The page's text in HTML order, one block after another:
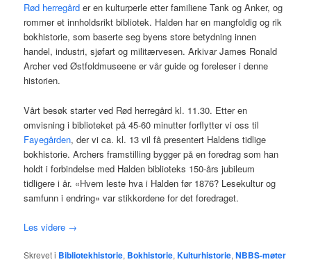
Rød herregård er en kulturperle etter familiene Tank og Anker, og
rommer et innholdsrikt bibliotek. Halden har en mangfoldig og rik
bokhistorie, som baserte seg byens store betydning innen
handel, industri, sjøfart og militærvesen. Arkivar James Ronald
Archer ved Østfoldmuseene er vår guide og foreleser i denne
historien.
Vårt besøk starter ved Rød herregård kl. 11.30. Etter en
omvisning i biblioteket på 45-60 minutter forflytter vi oss til
Fayegården, der vi ca. kl. 13 vil få presentert Haldens tidlige
bokhistorie. Archers framstilling bygger på en foredrag som han
holdt i forbindelse med Halden biblioteks 150-års jubileum
tidligere i år. «Hvem leste hva i Halden før 1876? Lesekultur og
samfunn i endring» var stikkordene for det foredraget.
Les videre →
Skrevet i Bibliotekhistorie, Bokhistorie,Kulturhistorie,NBBS-møter